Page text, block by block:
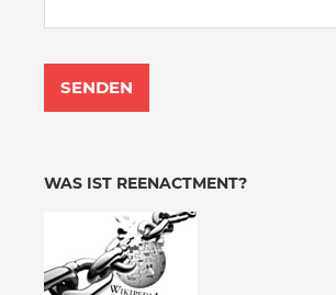
WAS IST REENACTMENT?